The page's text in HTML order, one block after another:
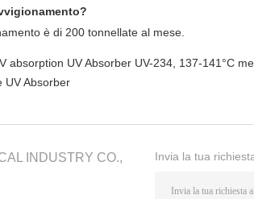
è di 200 tonnellate al mese.
absorption UV Absorber UV-234, 137-141°C
UV Absorber
INDUSTRY CO.,
Invia la tua